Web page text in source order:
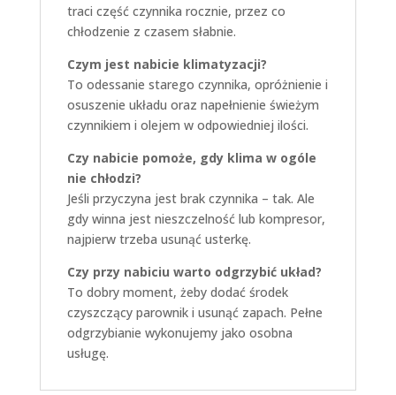
traci część czynnika rocznie, przez co
chłodzenie z czasem słabnie.
Czym jest nabicie klimatyzacji?
To odessanie starego czynnika, opróżnienie i
osuszenie układu oraz napełnienie świeżym
czynnikiem i olejem w odpowiedniej ilości.
Czy nabicie pomoże, gdy klima w ogóle
nie chłodzi?
Jeśli przyczyna jest brak czynnika – tak. Ale
gdy winna jest nieszczelność lub kompresor,
najpierw trzeba usunąć usterkę.
Czy przy nabiciu warto odgrzybić układ?
To dobry moment, żeby dodać środek
czyszczący parownik i usunąć zapach. Pełne
odgrzybianie wykonujemy jako osobna
usługę.